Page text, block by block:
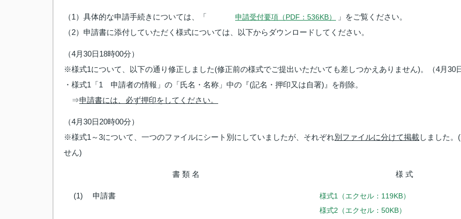
（1）具体的な申請手続きについては、「 申請受付要項（PDF：536KB）
」をご覧ください。
（2）申請書に添付していただく様式については、以下からダウンロードしてください。
（4月30日18時00分）
※様式1について、以下の通り修正しました(修正前の様式でご提出いただいても差しつかえありません)。（4月30
・様式1「1 申請者の情報」の「氏名・名称」中の『(記名・押印又は自署)』を削除。
⇒申請書には、必ず押印をしてください。
（4月30日20時00分）
※様式1～3について、一つのファイルにシート別にしていましたが、それぞれ別ファイルに分けて掲載しました
せん)
書 類 名 様 式
(1) 申請書
様式1（エクセル：119KB）
様式2（エクセル：50KB）